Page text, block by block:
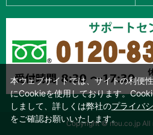
Copyright © nou.co.jp All
本ウェブサイトでは、サイトの利便
にCookieを使用しております。
しまして、詳しくは弊社のプライバ
をご確認お願いいたします。